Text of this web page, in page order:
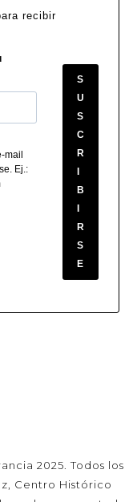
recibir
mail
Ej.:
S
U
S
C
R
I
B
I
R
S
E
2025. Todos los
Centro Histórico